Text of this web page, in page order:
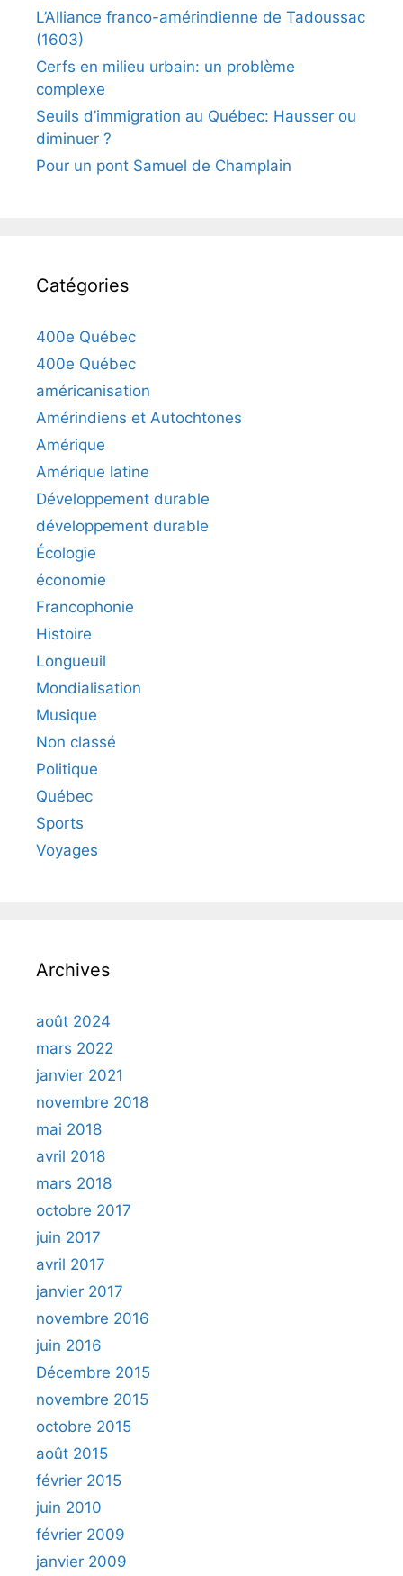
L’Alliance franco-amérindienne de Tadoussac
(1603)
Cerfs en milieu urbain: un problème
complexe
Seuils d’immigration au Québec: Hausser ou
diminuer ?
Pour un pont Samuel de Champlain
Catégories
400e Québec
400e Québec
américanisation
Amérindiens et Autochtones
Amérique
Amérique latine
Développement durable
développement durable
Écologie
économie
Francophonie
Histoire
Longueuil
Mondialisation
Musique
Non classé
Politique
Québec
Sports
Voyages
Archives
août 2024
mars 2022
janvier 2021
novembre 2018
mai 2018
avril 2018
mars 2018
octobre 2017
juin 2017
avril 2017
janvier 2017
novembre 2016
juin 2016
Décembre 2015
novembre 2015
octobre 2015
août 2015
février 2015
juin 2010
février 2009
janvier 2009